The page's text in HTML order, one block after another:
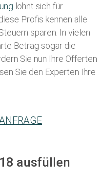
lohnt sich für
Profis kennen alle
sparen. In vielen
Betrag sogar die
Sie nun Ihre Offerten
Sie den Experten Ihre
ausfüllen